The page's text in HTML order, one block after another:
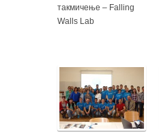
такмичење – Falling
Walls Lab